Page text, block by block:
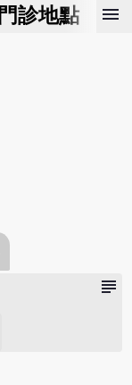
門診地點 預
menu
subject